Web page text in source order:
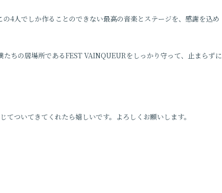
4人でしか作ることのできない最高の音楽とステージを、感謝を込め
ちの居場所であるFEST VAINQUEURをしっかり守って、止まらずに
ついてきてくれたら嬉しいです。よろしくお願いします。